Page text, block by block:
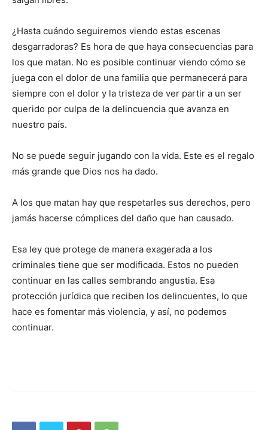
¿Hasta cuándo seguiremos viendo estas escenas
desgarradoras? Es hora de que haya consecuencias para
los que matan. No es posible continuar viendo cómo se
juega con el dolor de una familia que permanecerá para
siempre con el dolor y la tristeza de ver partir a un ser
que­rido por culpa de la delincuencia que avanza en
nuestro país.
No se puede seguir ju­gando con la vida. Este es el regalo
más grande que Dios nos ha dado.
A los que matan hay que respetarles sus derechos, pero
jamás hacerse cómplices del daño que han causado.
Esa ley que protege de manera exagerada a los
criminales tiene que ser modificada. Estos no pue­den
continuar en las calles sembrando angustia. Esa
protección jurídica que reciben los delincuentes, lo que
hace es fomentar más violencia, y así, no podemos
continuar.